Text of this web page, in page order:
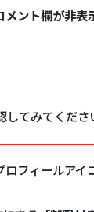
メント欄が非表
てみてくださ
フィールアイ